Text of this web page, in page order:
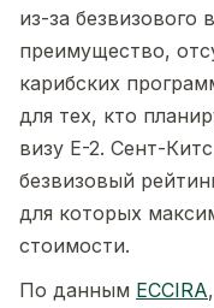
из-за
преимущество,
карибских
для тех, кто
визу E-2. Сент-
безвизовый
для которых
стоимости.
По данным ECCIRA